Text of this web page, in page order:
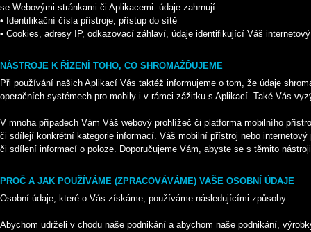
se Webovými stránkami či Aplikacemi. údaje zahrnují:
• Identifikační čísla přístroje, přístup do sítě
• Cookies, adresy IP, odkazovací záhlaví, údaje identifikující Váš
NÁSTROJE K ŘÍZENÍ TOHO, CO SHROMAŽĎUJEME
Při používání našich Aplikací Vás taktéž informujeme o tom, že údaje
operačních systémech pro mobily i v rámci zážitku s Aplikací. Také Vás
V mnoha případech Vám Váš webový prohlížeč či platforma mobilního
či sdílejí konkrétní kategorie informací. Váš mobilní přístroj nebo
či sdílení informací o poloze. Doporučujeme Vám, abyste se s těmito
PROČ A JAK POUŽÍVÁME (ZPRACOVÁVÁME) VAŠE OSOBNÍ ÚDAJE
Osobní údaje, které o Vás získáme, používáme následujícími způsoby:
Abychom udrželi v chodu naše podnikání a abychom naše podnikání,